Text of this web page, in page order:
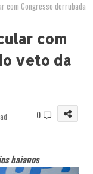
com Congresso derrubada
com
veto da
0
baianos